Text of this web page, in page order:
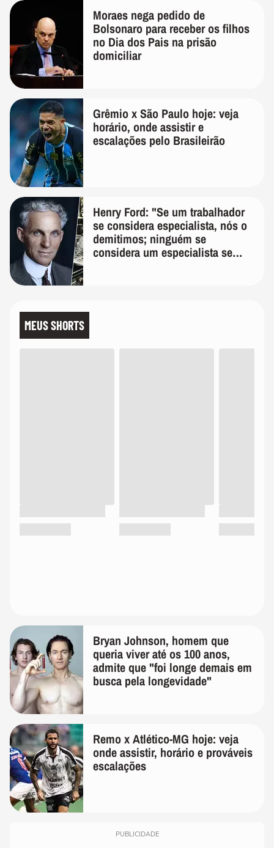
Moraes nega pedido de
Bolsonaro para receber os filhos
no Dia dos Pais na prisão
domiciliar
Grêmio x São Paulo hoje: veja
horário, onde assistir e
escalações pelo Brasileirão
Henry Ford: "Se um trabalhador
se considera especialista, nós o
demitimos; ninguém se
considera um especialista se
MEUS SHORTS
Bryan Johnson, homem que
queria viver até os 100 anos,
admite que "foi longe demais em
busca pela longevidade"
Remo x Atlético-MG hoje: veja
onde assistir, horário e prováveis
escalações
PUBLICIDADE